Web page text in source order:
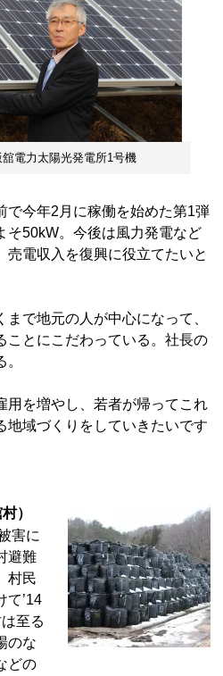
電力太陽光発電所1号機
今年2月に稼働を始めた第1弾
そ50kW。今後は風力発電など
売電収入を復興に役立てたいと
で地元の人が中心になって、
ことにこだわっている。社長の
用を増やし、若者が帰ってこれ
地域づくりをしていきたいです
）
害に
避難
村民
て’14
至る
のな
どの